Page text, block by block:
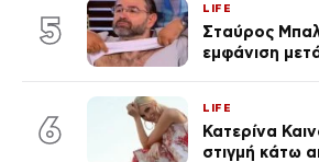
5
LIFE
Σταύρος
εμφάνιση
6
LIFE
Κατερίνα
στιγμή κάτω